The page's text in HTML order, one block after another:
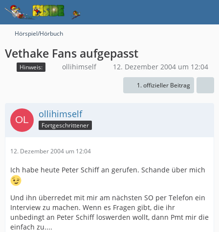
Hörspiel/Hörbuch
Vethake Fans aufgepasst
Hinweis: ollihimself 12. Dezember 2004 um 12:04
1. offizieller Beitrag
ollihimself
Fortgeschrittener
12. Dezember 2004 um 12:04
Ich habe heute Peter Schiff an gerufen. Schande über mich
Und ihn überredet mit mir am nächsten SO per Telefon ein
Interview zu machen. Wenn es Fragen gibt, die ihr
unbedingt an Peter Schiff loswerden wollt, dann Pmt mir die
einfach zu....